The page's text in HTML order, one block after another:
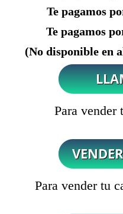
Te pagamos
Te pagamos
(No disponible en
Para vender
Para vender tu